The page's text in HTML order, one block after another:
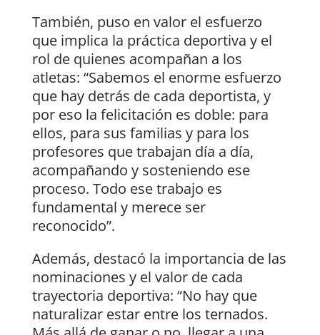
También, puso en valor el esfuerzo
que implica la práctica deportiva y el
rol de quienes acompañan a los
atletas: “Sabemos el enorme esfuerzo
que hay detrás de cada deportista, y
por eso la felicitación es doble: para
ellos, para sus familias y para los
profesores que trabajan día a día,
acompañando y sosteniendo ese
proceso. Todo ese trabajo es
fundamental y merece ser
reconocido”.
Además, destacó la importancia de las
nominaciones y el valor de cada
trayectoria deportiva: “No hay que
naturalizar estar entre los ternados.